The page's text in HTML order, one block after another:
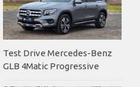
Test Drive Mercedes-Benz
GLB 4Matic Progressive